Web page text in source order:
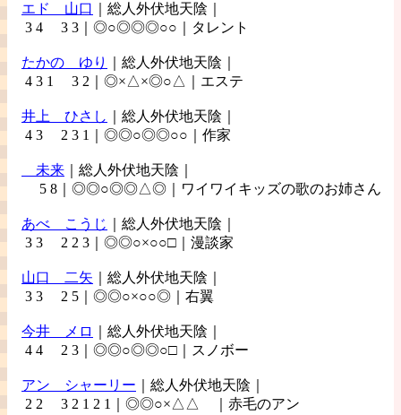
エド 山口
｜総人外伏地天陰｜
3 4 3 3｜◎○◎◎◎○○｜タレント
たかの ゆり
｜総人外伏地天陰｜
4 3 1 3 2｜◎×△×◎○△｜エステ
井上 ひさし
｜総人外伏地天陰｜
4 3 2 3 1｜◎◎○◎◎○○｜作家
未来 ｜総人外伏地天陰｜
5 8｜◎◎○◎◎△◎｜ワイワイキッズの歌のお姉さん
あべ こうじ
｜総人外伏地天陰｜
3 3 2 2 3｜◎◎○×○○□｜漫談家
山口 二矢 ｜総人外伏地天陰｜
3 3 2 5｜◎◎○×○○◎｜右翼
今井 メロ
｜総人外伏地天陰｜
4 4 2 3｜◎◎○◎◎○□｜スノボー
アン シャーリー ｜総人外伏地天陰｜
2 2 3 2 1 2 1｜◎◎○×△△ ｜赤毛のアン